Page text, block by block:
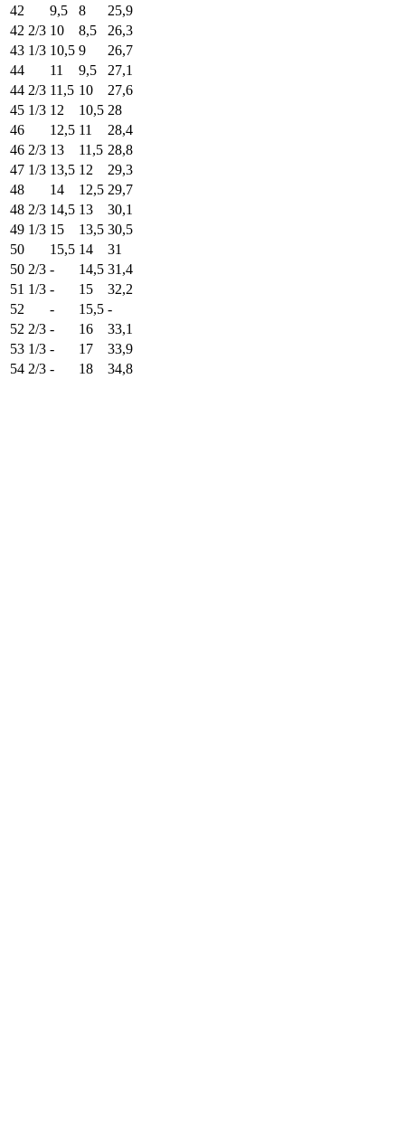
42
9,5 8
25,9
42 2/3 10 8,5
26,3
43 1/3 10,5 9
26,7
44
11 9,5
27,1
44 2/3 11,5 10
27,6
45 1/3 12 10,5 28
46
12,5 11
28,4
46 2/3 13 11,5 28,8
47 1/3 13,5 12
29,3
48
14 12,5 29,7
48 2/3 14,5 13
30,1
49 1/3 15 13,5 30,5
50
15,5 14
31
50 2/3 - 14,5 31,4
51 1/3 - 15
32,2
52
- 15,5 -
52 2/3 - 16
33,1
53 1/3 - 17
33,9
54 2/3 - 18 34,8